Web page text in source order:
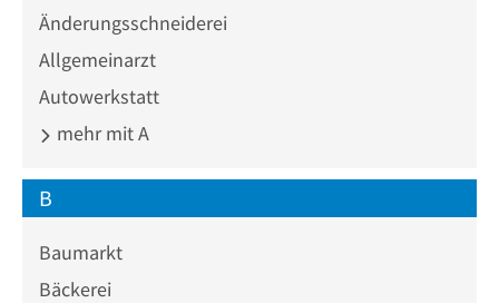
Änderungsschneiderei
Allgemeinarzt
Autowerkstatt
mehr mit A
B
Baumarkt
Bäckerei